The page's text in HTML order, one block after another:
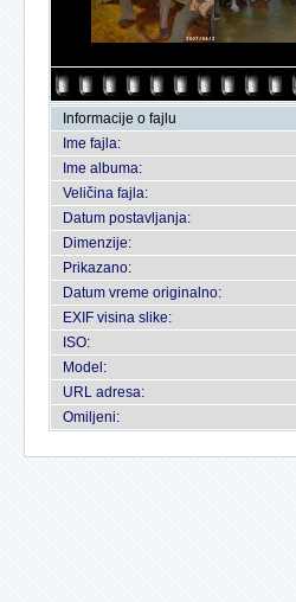
Informacije o fajlu
Ime fajla:
Ime albuma:
Veličina fajla:
Datum postavljanja:
Dimenzije:
Prikazano:
Datum vreme originalno:
EXIF visina slike:
ISO:
Model:
URL adresa:
Omiljeni: